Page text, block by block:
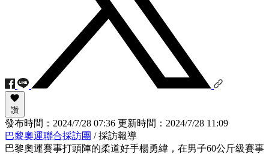
讚
發布時間： 2024/7/28 07:36 更新時間： 2024/7/28 11:09
巴黎奧運聯合採訪團 / 採訪報導
巴黎奧運賽事打頭陣的柔道好手楊勇緯，在男子60公斤級賽事